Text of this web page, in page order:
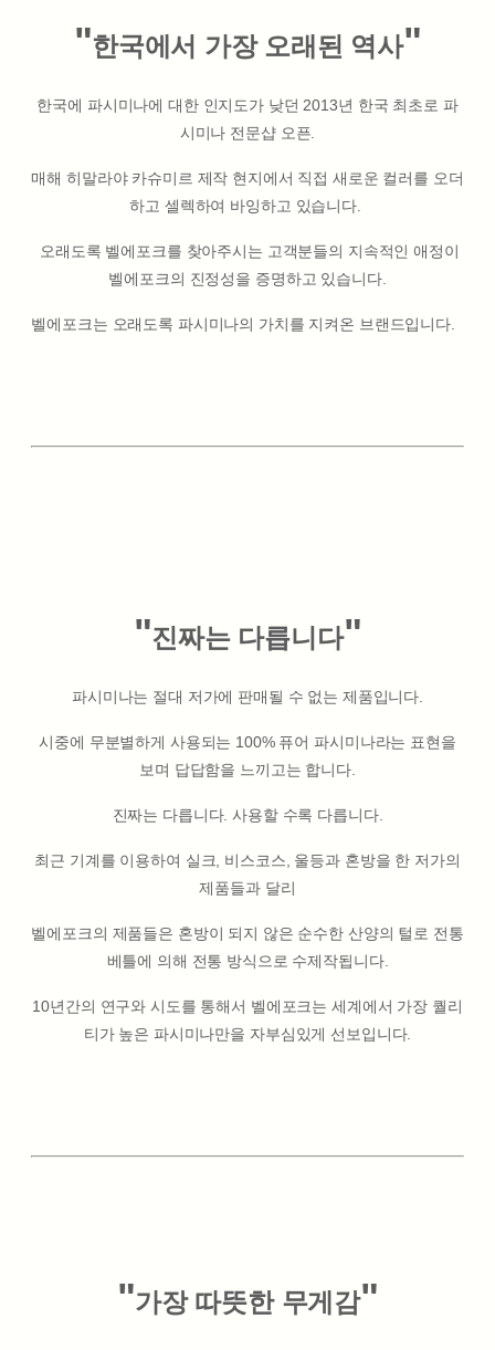
"한국에서 가장 오래된 역사"
한국에 파시미나에 대한 인지도가 낮던 2013년 한국 최초로 파
시미나 전문샵 오픈.
매해 히말라야 카슈미르 제작 현지에서 직접 새로운 컬러를 오더
하고 셀렉하여 바잉하고 있습니다.
오래도록 벨에포크를 찾아주시는 고객분들의 지속적인 애정이
벨에포크의 진정성을 증명하고 있습니다.
벨에포크는 오래도록 파시미나의 가치를 지켜온 브랜드입니다.
"진짜는 다릅니다"
파시미나는 절대 저가에 판매될 수 없는 제품입니다.
시중에 무분별하게 사용되는 100% 퓨어 파시미나라는 표현을
보며 답답함을 느끼고는 합니다.
진짜는 다릅니다. 사용할 수록 다릅니다.
최근 기계를 이용하여 실크, 비스코스, 울등과 혼방을 한 저가의
제품들과 달리
벨에포크의 제품들은 혼방이 되지 않은 순수한 산양의 털로 전통
베틀에 의해 전통 방식으로 수제작됩니다.
10년간의 연구와 시도를 통해서 벨에포크는 세계에서 가장 퀄리
티가 높은 파시미나만을 자부심있게 선보입니다.
"가장 따뜻한 무게감"